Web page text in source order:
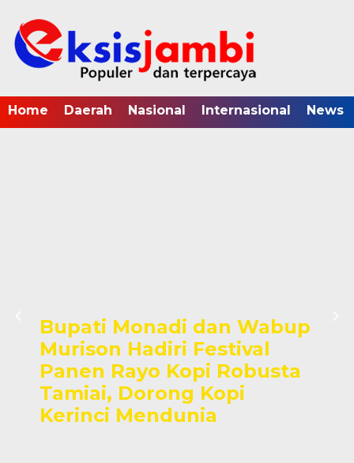
Home Daerah Nasional Internasional News
Bupati Monadi dan Wabup
Murison Hadiri Festival
Panen Rayo Kopi Robusta
Tamiai, Dorong Kopi
Kerinci Mendunia